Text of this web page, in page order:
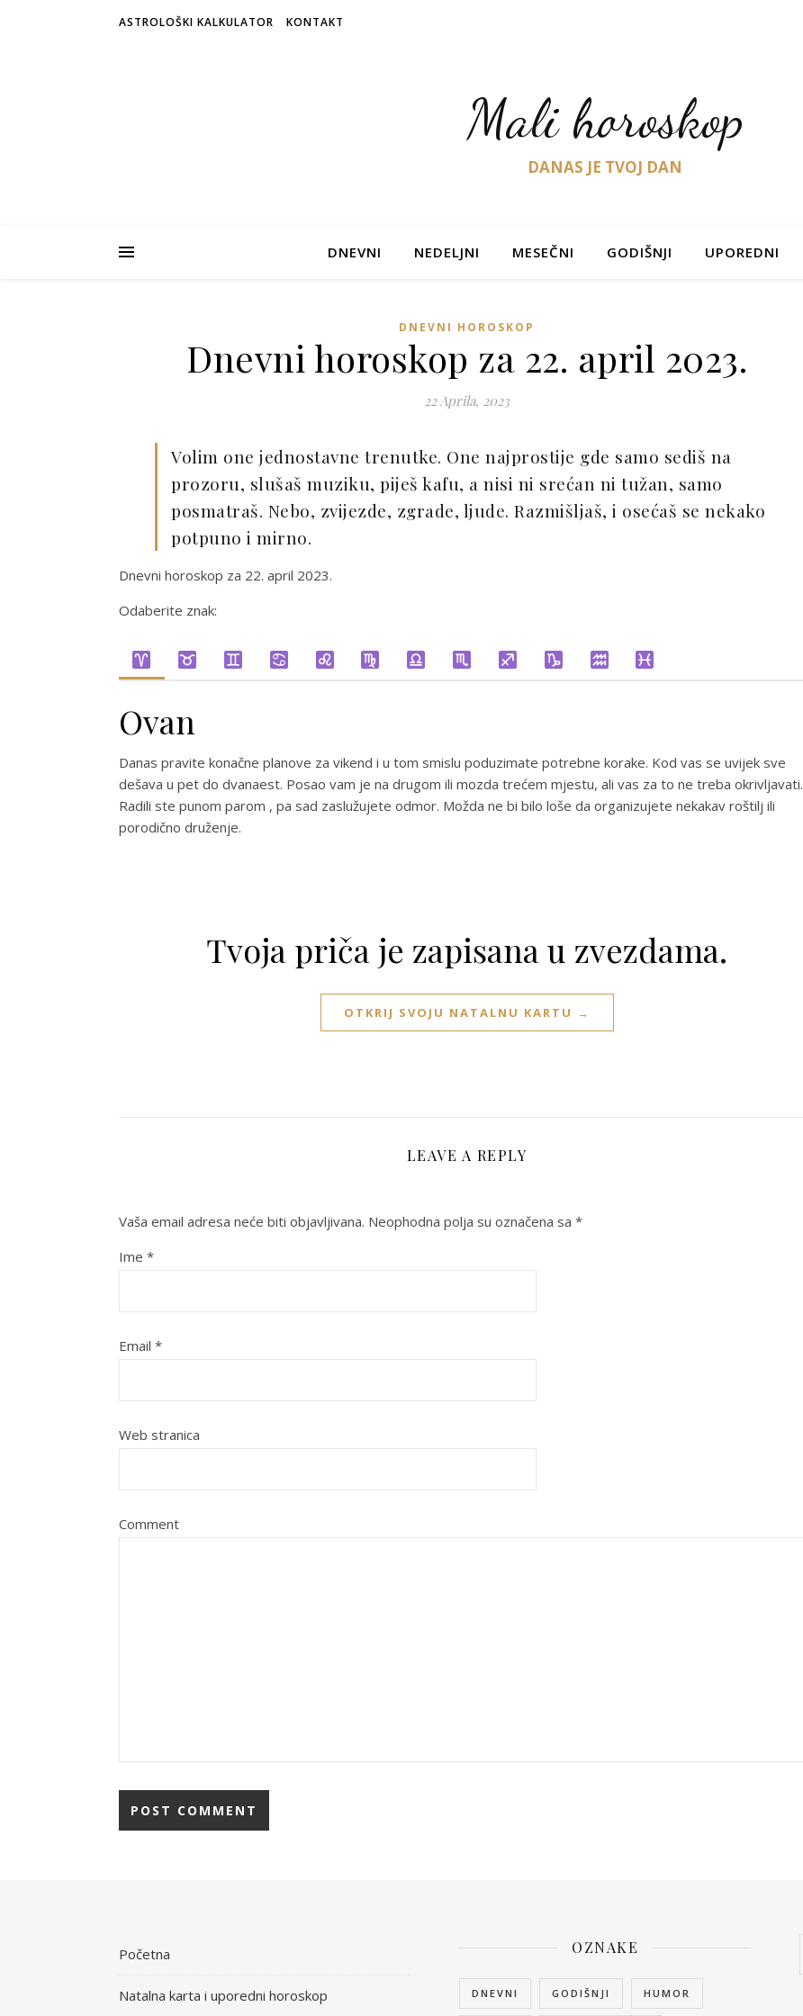
ASTROLOŠKI KALKULATOR KONTAKT
Mali horoskop
DANAS JE TVOJ DAN
DNEVNI NEDELJNI MESEČNI GODIŠNJI UPOREDNI
DNEVNI HOROSKOP
Dnevni horoskop za 22. april 2023.
22 Aprila, 2023
Volim one jednostavne trenutke. One najprostije gde samo sediš na
prozoru, slušaš muziku, piješ kafu, a nisi ni srećan ni tužan, samo
posmatraš. Nebo, zvijezde, zgrade, ljude. Razmišljaš, i osećaš se nekako
potpuno i mirno.
Dnevni horoskop za 22. april 2023.
Odaberite znak:
Ovan
Danas pravite konačne planove za vikend i u tom smislu poduzimate potrebne korake. Kod vas se uvijek sve
dešava u pet do dvanaest. Posao vam je na drugom ili mozda trećem mjestu, ali vas za to ne treba okrivljavati.
Radili ste punom parom , pa sad zaslužujete odmor. Možda ne bi bilo loše da organizujete nekakav roštilj ili
porodično druženje.
Tvoja priča je zapisana u zvezdama.
OTKRIJ SVOJU NATALNU KARTU →
LEAVE A REPLY
Vaša email adresa neće biti objavljivana. Neophodna polja su označena sa *
Ime *
Email *
Web stranica
Comment
Početna
Natalna karta i uporedni horoskop
OZNAKE
DNEVNI GODIŠNJI HUMOR